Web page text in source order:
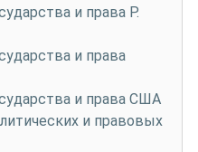
и права Р.
и права
и права США
и правовых